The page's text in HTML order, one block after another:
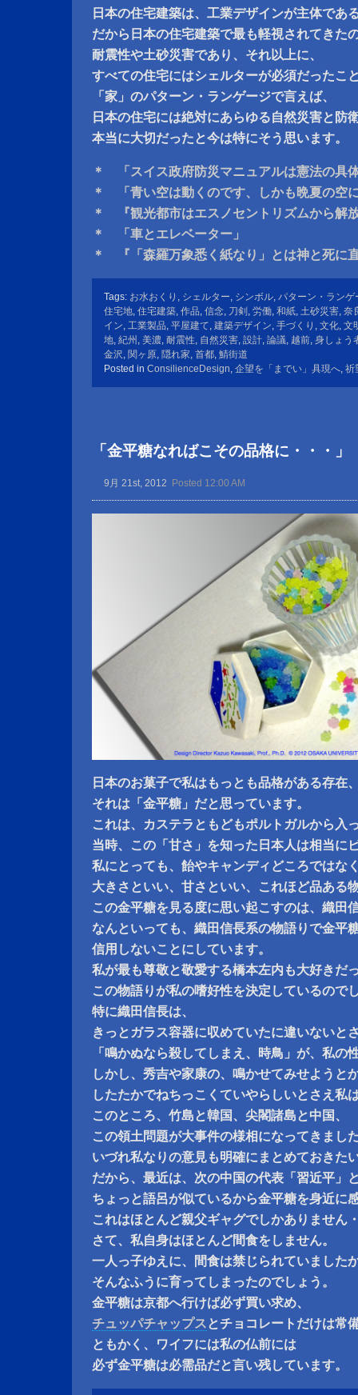
日本の住宅建築は、工業デザインが主体であ
だから日本の住宅建築で最も軽視されてきた
耐震性や土砂災害であり、それ以上に、
すべての住宅にはシェルターが必須だったこ
「家」のパターン・ランゲージで言えば、
日本の住宅には絶対にあらゆる自然災害と防
本当に大切だったと今は特にそう思います。
＊ 「スイス政府防災マニュアルは憲法の具
＊ 「青い空は動くのです、しかも晩夏の空
＊ 『観光都市はエスノセントリズムから解
＊ 「車とエレベーター」
＊ 『「森羅万象悉く紙なり」とは神と死に
Tags: お水おくり , シェルター, シンボル, パターン・ランゲ
住宅地, 住宅建築, 作品, 信念, 刀剣 , 労働, 和紙, 土砂災害, 奈
イン, 工業製品, 平屋建て, 建築デザイン, 手づくり , 文化, 文
地, 紀州 , 美濃, 耐震性, 自然災害, 設計, 論議, 越前, 身しょう
金沢, 関ヶ原, 隠れ家, 首都, 鯖街道
Posted in ConsilienceDesign, 企望を「までい」具現へ, 祈
「金平糖なればこその品格に・・・」
9月 21st, 2012 Posted 12:00 AM
日本のお菓子で私はもっとも品格がある存在
それは「金平糖」だと思っています。
これは、カステラともどもポルトガルから入
当時、この「甘さ」を知った日本人は相当に
私にとっても、飴やキャンディどころではな
大きさといい、甘さといい、これほど品ある
この金平糖を見る度に思い起こすのは、織田
なんといっても、織田信長系の物語りで金平
信用しないことにしています。
私が最も尊敬と敬愛する橋本左内も大好きだ
この物語りが私の嗜好性を決定しているので
特に織田信長は、
きっとガラス容器に収めていたに違いないと
「鳴かぬなら殺してしまえ、時鳥」が、私の
しかし、秀吉や家康の、鳴かせてみせようと
したたかでねちっこくていやらしいとさえ私
このところ、竹島と韓国、尖閣諸島と中国、
この領土問題が大事件の様相になってきまし
いづれ私なりの意見も明確にまとめておきた
だから、最近は、次の中国の代表「習近平」
ちょっと語呂が似ているから金平糖を身近に
これはほとんど親父ギャグでしかありません
さて、私自身はほとんど間食をしません。
一人っ子ゆえに、間食は禁じられていました
そんなふうに育ってしまったのでしょう。
金平糖は京都へ行けば必ず買い求め、
チュッパチャップスとチョコレートだけは常
ともかく、ワイフには私の仏前には
必ず金平糖は必需品だと言い残しています。